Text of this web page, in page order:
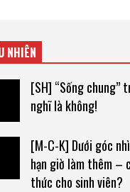
NHIÊN
[SH] “Sống chung”
nghĩ là không!
[M-C-K] Dưới góc
hạn giờ làm thêm –
thức cho sinh viên?